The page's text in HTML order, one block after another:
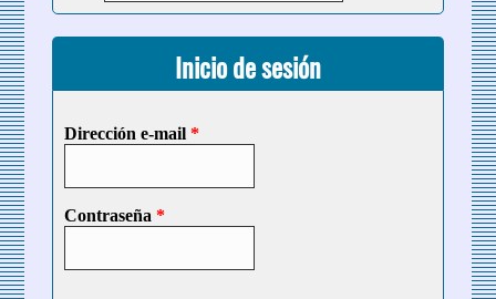
Inicio de sesión
Dirección e-mail *
Contraseña *